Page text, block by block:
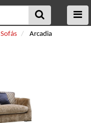
Sofás Arcadia